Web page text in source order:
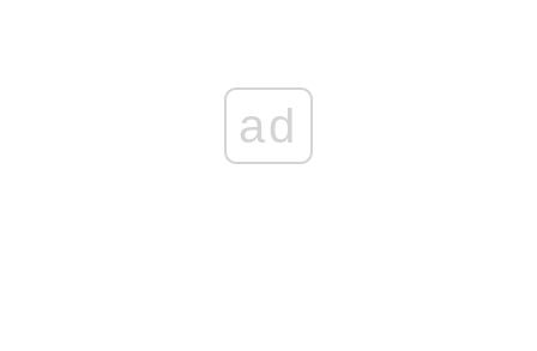
ad